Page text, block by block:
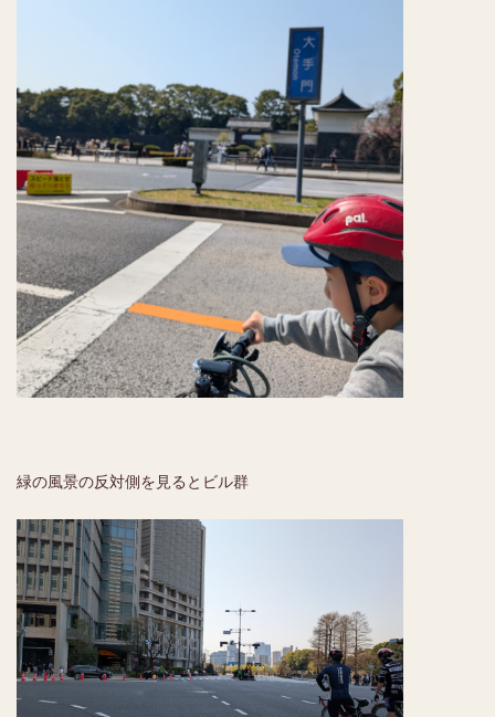
緑の風景の反対側を見るとビル群